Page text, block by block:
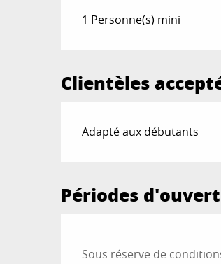
1 Personne(s) mini
Clientèles
Adapté aux débutants
Périodes
Sous réserve de